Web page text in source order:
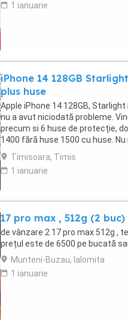
1 ianuarie
iPhone 14 128GB
plus huse
Apple iPhone 14 128GB,
nu a avut niciodată probleme.
precum si 6 huse de protecție,
1400 fără huse 1500 cu huse.
Flip 1400 pe el dar ...
Timisoara, Timis
1 ianuarie
17 pro max , 512g (2 buc)
de vânzare 2 17 pro max 512g ,
prețul este de 6500 pe bucată
Munteni-Buzau, Ialomita
1 ianuarie